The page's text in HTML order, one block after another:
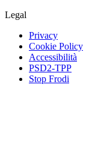
Legal
Privacy
Cookie Policy
Accessibilità
PSD2-TPP
Stop Frodi